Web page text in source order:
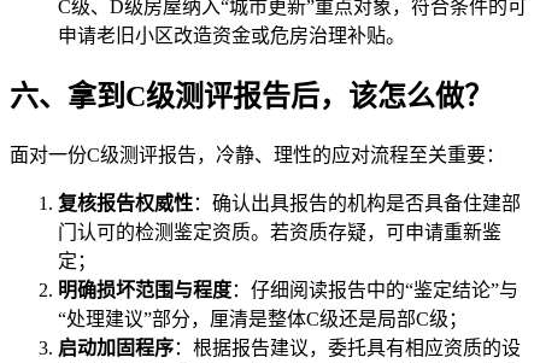
C级、D级房屋纳入“城市更新”重点对象，符合条件的可
申请老旧小区改造资金或危房治理补贴。
六、拿到C级测评报告后，该怎么做？
面对一份C级测评报告，冷静、理性的应对流程至关重要：
复核报告权威性：确认出具报告的机构是否具备住建部
门认可的检测鉴定资质。若资质存疑，可申请重新鉴
定；
明确损坏范围与程度：仔细阅读报告中的“鉴定结论”与
“处理建议”部分，厘清是整体C级还是局部C级；
启动加固程序：根据报告建议，委托具有相应资质的设